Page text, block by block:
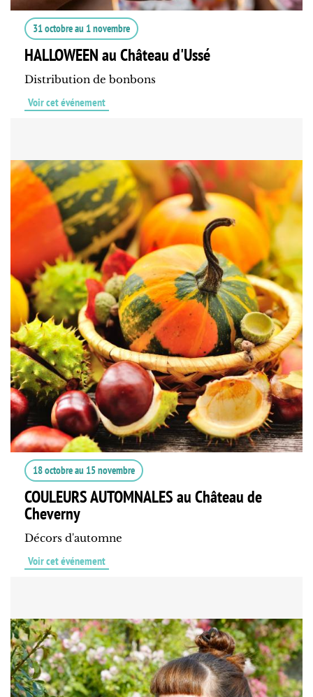
31 octobreau 1 novembre
HALLOWEEN au Château d'Ussé
Distribution de bonbons
Voir cet événement
18 octobreau 15 novembre
COULEURS AUTOMNALES au Château de
Cheverny
Décors d'automne
Voir cet événement